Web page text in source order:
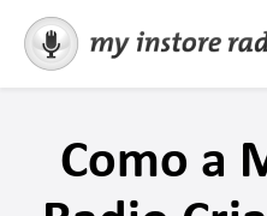
content
Como a